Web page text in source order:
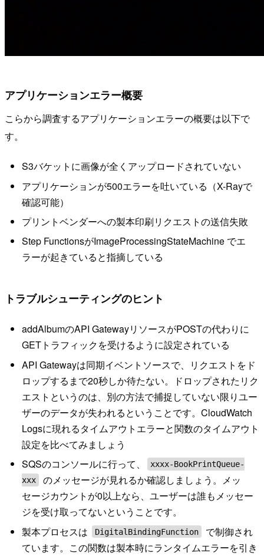
アプリケーションエラー概要
こらから調査するアプリケーションエラーの概要は以下で
す。
S3バケットに画像が全くアップロードされていない
アプリケーションが500エラーを吐いている（X-Rayで
確認可能）
プリントベンダーへの製本印刷リクエストの送信失敗
Step FunctionsがImageProcessingStateMachine でエ
ラーが起きていると指摘している
トラブルシューティングのヒント
addAlbumのAPI GatewayリソースがPOSTの代わりに
GETトラフィックを受けるように設定されている
API Gatewayは同期イベントソースで、リクエストをド
ロップするまで20秒しか待たない。ドロップされたリク
エストというのは、別の方法で捕捉していない限りユー
ザーのデータが失われるということです。CloudWatch
Logsに現れるタイムアウトエラーと関数のタイムアウト
設定を比べてみましょう
SQSのコンソールに行って、
xxxx-BookPrintQueue-
xxx
のメッセージが見れるか確認しましょう。メッ
セージカウントが0以上なら、ユーザーは誰もメッセー
ジを受け取ってないということです。
製本プロセスは
DigitalBindingFunction
で制御され
ています。この関数は製本時にランタイムエラーを引き